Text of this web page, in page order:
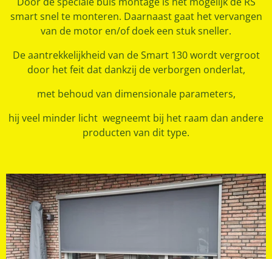
smart snel te monteren. Daarnaast gaat het vervangen
van de motor en/of doek een stuk sneller.
De aantrekkelijkheid van de Smart 130 wordt vergroot
door het feit dat dankzij de verborgen onderlat,
met behoud van dimensionale parameters,
hij veel minder licht wegneemt bij het raam dan andere
producten van dit type.